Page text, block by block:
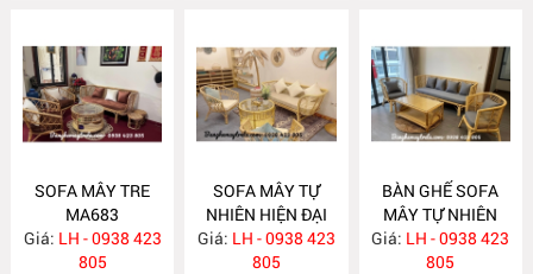
SOFA MÂY TRE
MA683
Giá: LH - 0938 423
805
SOFA MÂY TỰ
NHIÊN HIỆN ĐẠI
MA682
Giá: LH - 0938 423
805
BÀN GHẾ SOFA
MÂY TỰ NHIÊN
MA681
Giá: LH - 0938 423
805